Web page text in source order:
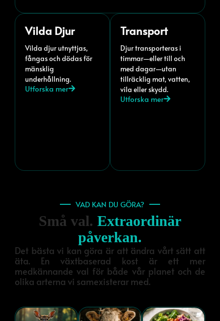
Vilda Djur
Vilda djur utnyttjas,
fångas och dödas för
mänsklig
underhållning.
Utforska mer
Transport
Djur transporteras i
timmar—eller till och
med dagar—utan
tillräcklig mat, vatten,
vila eller skydd.
Utforska mer
VAD KAN DU GÖRA?
Små val. Extraordinär
påverkan.
Det bästa vi kan göra är att ändra vårt sätt att
äta. En växtbaserad kost är ett mer
medkännande val för både vår planet och de
olika arterna vi samexisterar med.